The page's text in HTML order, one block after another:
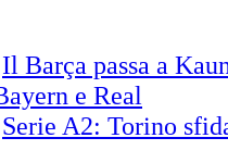
Il Barça passa a
e Real
Serie A2: Torino